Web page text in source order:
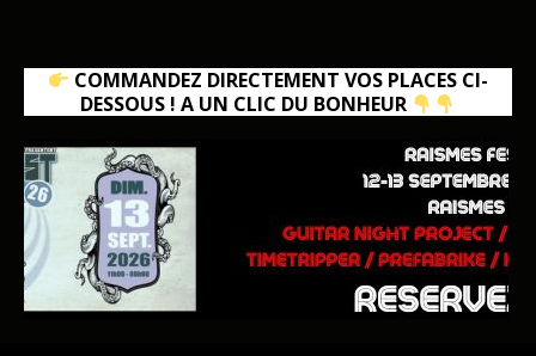
COMMANDEZ DIRECTEMENT VOS PLACES CI-
DESSOUS ! A UN CLIC DU BONHEUR